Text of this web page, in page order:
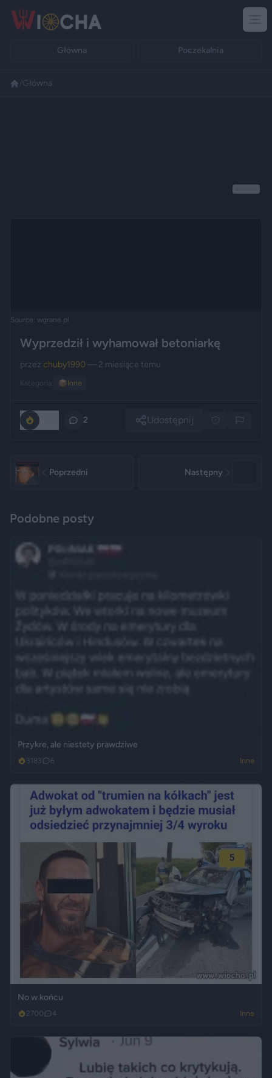
Główna Poczekalnia
Główna
Source: wgrane.pl
Wyprzedził i wyhamował betoniarkę
przez chuby1990 — 2 miesiące temu
Kategoria: 📦 Inne
2 Udostępnij
Poprzedni Następny
Podobne posty
Przykre, ale niestety prawdziwe
3183 6 Inne
No w końcu
2700 4 Inne